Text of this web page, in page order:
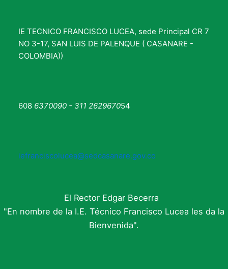
IE TECNICO FRANCISCO LUCEA, sede Principal CR 7
NO 3-17, SAN LUIS DE PALENQUE ( CASANARE -
COLOMBIA))
608 6370090 - 311 262967054
iefranciscolucea@sedcasanare.gov.co
El Rector Edgar Becerra
"En nombre de la I.E. Técnico Francisco Lucea les da la
Bienvenida".